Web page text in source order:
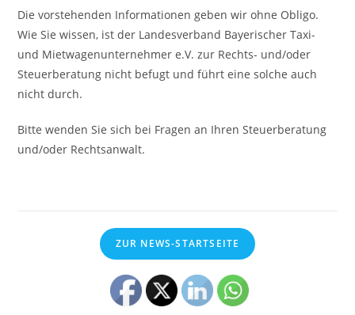
Die vorstehenden Informationen geben wir ohne Obligo.
Wie Sie wissen, ist der Landesverband Bayerischer Taxi-
und Mietwagenunternehmer e.V. zur Rechts- und/oder
Steuerberatung nicht befugt und führt eine solche auch
nicht durch.
Bitte wenden Sie sich bei Fragen an Ihren Steuerberatung
und/oder Rechtsanwalt.
ZUR NEWS-STARTSEITE